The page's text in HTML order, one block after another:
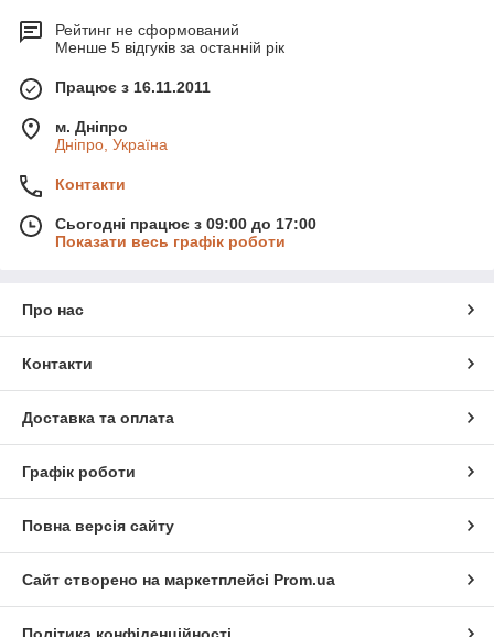
Рейтинг не сформований
Менше 5 відгуків за останній рік
Працює з 16.11.2011
м. Дніпро
Дніпро, Україна
Контакти
Сьогодні працює з 09:00 до 17:00
Показати весь графік роботи
Про нас
Контакти
Доставка та оплата
Графік роботи
Повна версія сайту
Сайт створено на маркетплейсі Prom.ua